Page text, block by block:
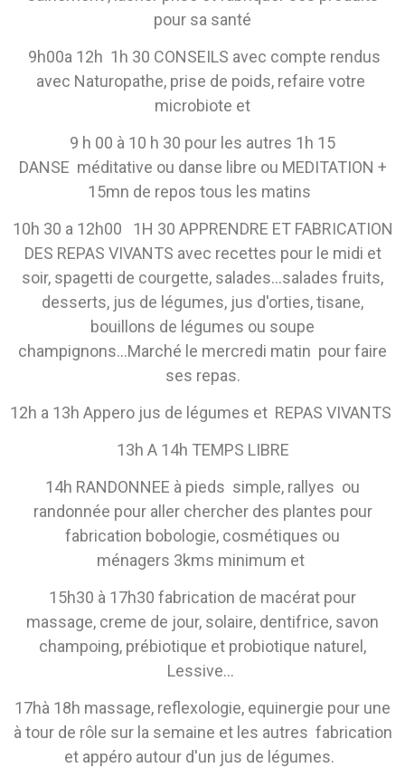
pour sa santé
9h00a 12h 1h 30 CONSEILS avec compte rendus
avec Naturopathe, prise de poids, refaire votre
microbiote et
9 h 00 à 10 h 30 pour les autres 1h 15
DANSE méditative ou danse libre ou MEDITATION +
15mn de repos tous les matins
10h 30 a 12h00 1H 30 APPRENDRE ET FABRICATION
DES REPAS VIVANTS avec recettes pour le midi et
soir, spagetti de courgette, salades...salades fruits,
desserts, jus de légumes, jus d'orties, tisane,
bouillons de légumes ou soupe
champignons...Marché le mercredi matin pour faire
ses repas.
12h a 13h Appero jus de légumes et REPAS VIVANTS
13h A 14h TEMPS LIBRE
14h RANDONNEE à pieds simple, rallyes ou
randonnée pour aller chercher des plantes pour
fabrication bobologie, cosmétiques ou
ménagers 3kms minimum et
15h30 à 17h30 fabrication de macérat pour
massage, creme de jour, solaire, dentifrice, savon
champoing, prébiotique et probiotique naturel,
Lessive...
17hà 18h massage, reflexologie, equinergie pour une
à tour de rôle sur la semaine et les autres fabrication
et appéro autour d'un jus de légumes.